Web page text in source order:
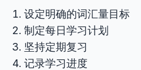
设定明确的词汇量目标
制定每日学习计划
坚持定期复习
记录学习进度